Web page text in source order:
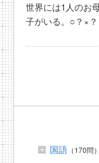
世界には1人のお
子がいる。○？×？
国語（170問）